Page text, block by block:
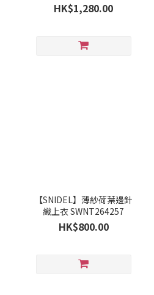
HK$1,280.00
【SNIDEL】薄紗荷葉邊針
織上衣 SWNT264257
HK$800.00